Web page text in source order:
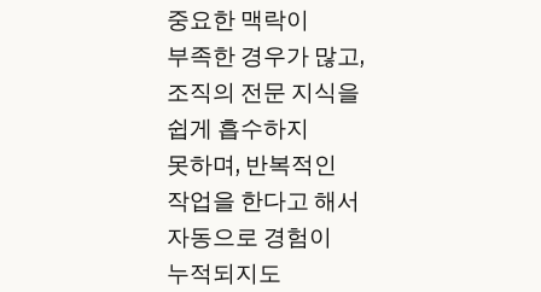
중요한 맥락이
부족한 경우가 많고,
조직의 전문 지식을
쉽게 흡수하지
못하며, 반복적인
작업을 한다고 해서
자동으로 경험이
누적되지도